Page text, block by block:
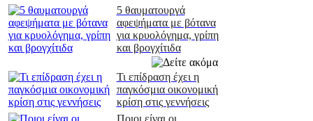
5 θαυματουργά
αφεψήματα με βότανα
για κρυολόγημα, γρίπη
και βρογχίτιδα
Τι επίδραση έχει η
παγκόσμια οικονομική
κρίση στις γεννήσεις
Ποιοι είναι οι